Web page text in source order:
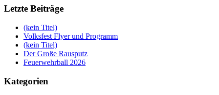
Letzte Beiträge
(kein Titel)
Volksfest Flyer und Programm
(kein Titel)
Der Große Rausputz
Feuerwehrball 2026
Kategorien